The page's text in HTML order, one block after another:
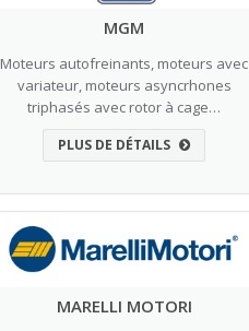
MGM
Moteurs autofreinants, moteurs avec
variateur, moteurs asyncrhones
triphasés avec rotor à cage…
PLUS DE DÉTAILS
MARELLI MOTORI